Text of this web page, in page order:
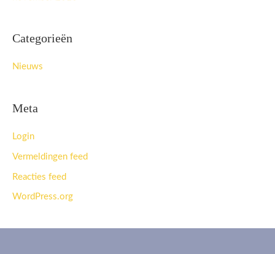
Categorieën
Nieuws
Meta
Login
Vermeldingen feed
Reacties feed
WordPress.org